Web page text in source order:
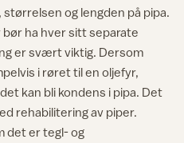
og lengden på pipa.
ha hver sitt separate
er svært viktig. Dersom
i røret til en oljefyr,
kan bli kondens i pipa. Det
rehabilitering av piper.
det er tegl- og